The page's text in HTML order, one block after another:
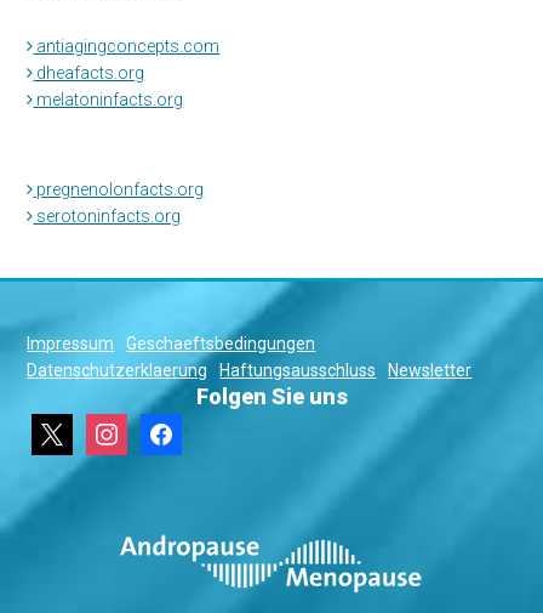
antiagingconcepts.com
dheafacts.org
melatoninfacts.org
pregnenolonfacts.org
serotoninfacts.org
Impressum
Geschaeftsbedingungen
Datenschutzerklaerung
Haftungsausschluss Newsletter
Folgen Sie uns
instagramfacebook